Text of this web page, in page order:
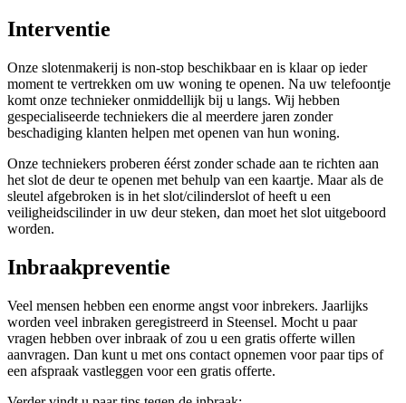
Interventie
Onze slotenmakerij is non-stop beschikbaar en is klaar op ieder
moment te vertrekken om uw woning te openen. Na uw telefoontje
komt onze technieker onmiddellijk bij u langs. Wij hebben
gespecialiseerde techniekers die al meerdere jaren zonder
beschadiging klanten helpen met openen van hun woning.
Onze techniekers proberen éérst zonder schade aan te richten aan
het slot de deur te openen met behulp van een kaartje. Maar als de
sleutel afgebroken is in het slot/cilinderslot of heeft u een
veiligheidscilinder in uw deur steken, dan moet het slot uitgeboord
worden.
Inbraakpreventie
Veel mensen hebben een enorme angst voor inbrekers. Jaarlijks
worden veel inbraken geregistreerd in Steensel. Mocht u paar
vragen hebben over inbraak of zou u een gratis offerte willen
aanvragen. Dan kunt u met ons contact opnemen voor paar tips of
een afspraak vastleggen voor een gratis offerte.